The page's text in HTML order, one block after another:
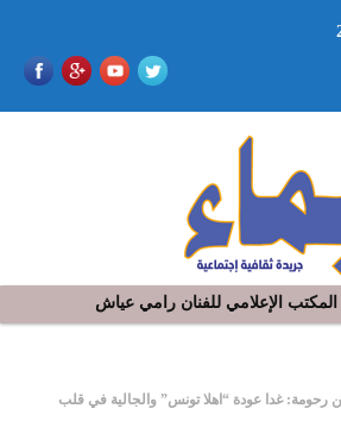
الإعلامي للفنان رامي عياش
رحومة: غدا عودة “اهلا تونس” والجالية في قلب